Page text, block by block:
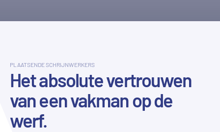
PLAATSENDE SCHRIJNWERKERS
Het absolute vertrouwen
van een vakman op de
werf.